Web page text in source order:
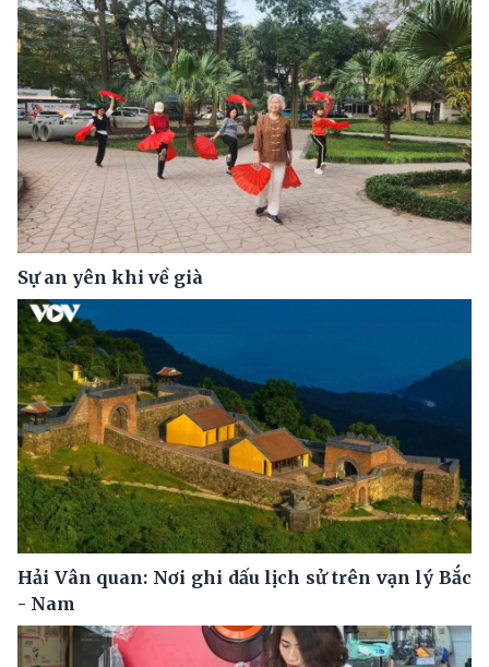
Sự an yên khi về già
Hải Vân quan: Nơi ghi dấu lịch sử trên vạn lý Bắc
- Nam